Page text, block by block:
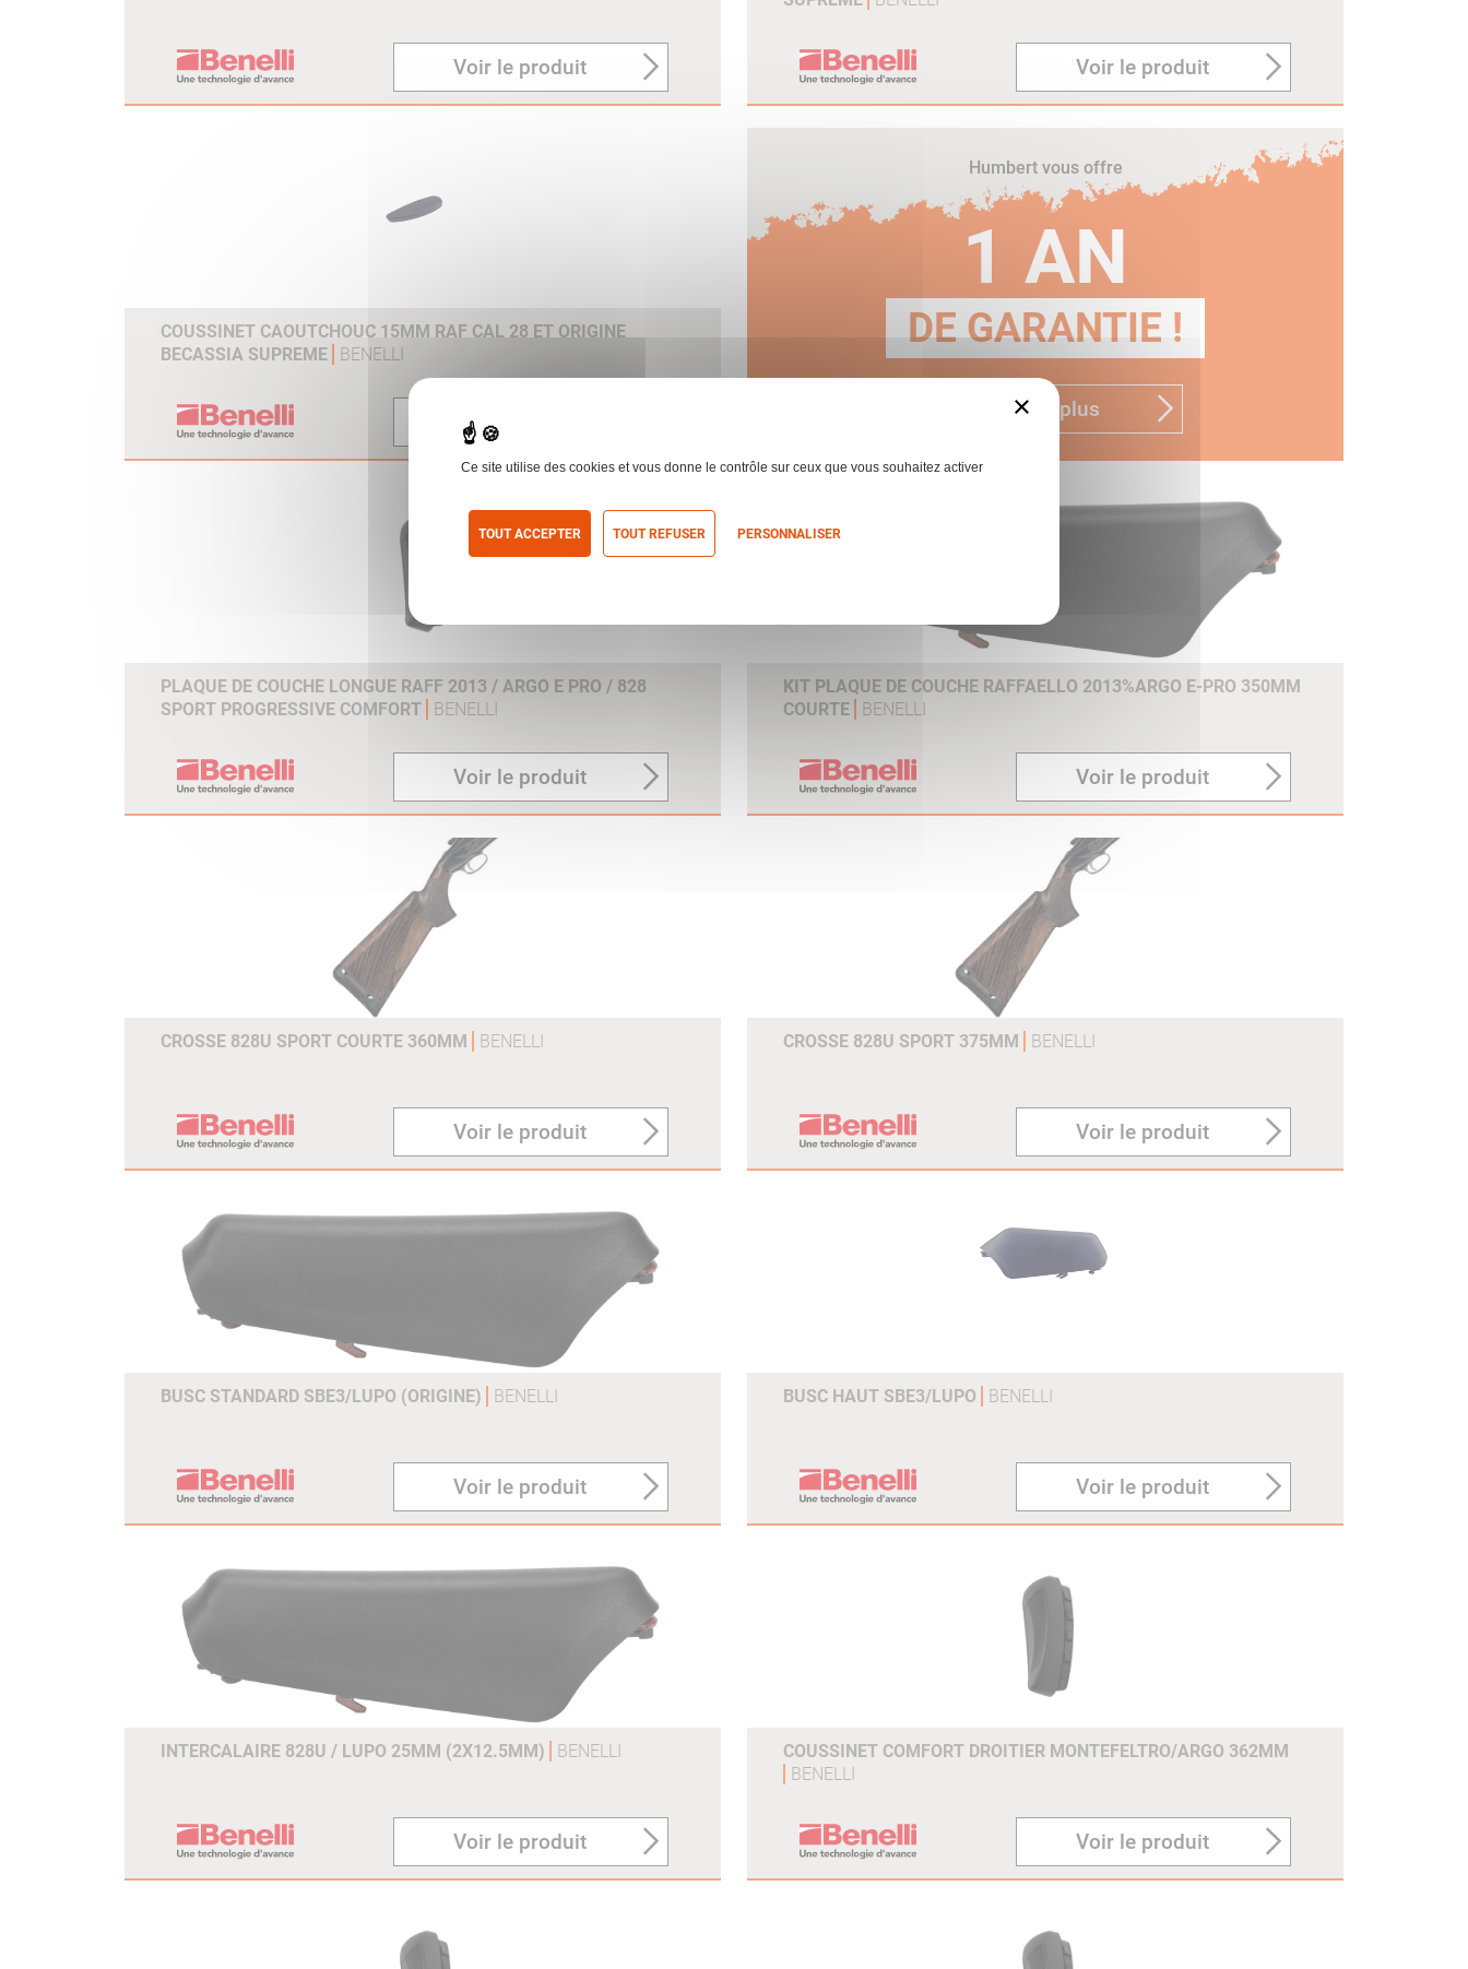
Voir le produit Voir le produit
COUSSINET CAOUTCHOUC 15MM RAF CAL 28 ET ORIGINE
BECASSIA SUPREME
BENELLI
Voir le produit
Humbert vous offre
1 AN
DE GARANTIE !
En savoir plus
PLAQUE DE COUCHE LONGUE RAFF 2013 / ARGO E PRO / 828
SPORT PROGRESSIVE COMFORT
BENELLI
Voir le produit
KIT PLAQUE DE COUCHE RAFFAELLO 2013%ARGO E-PRO 350MM
COURTE
BENELLI
Voir le produit
CROSSE 828U SPORT COURTE 360MM BENELLI
Voir le produit
CROSSE 828U SPORT 375MM BENELLI
Voir le produit
BUSC STANDARD SBE3/LUPO (ORIGINE) BENELLI
Voir le produit
BUSC HAUT SBE3/LUPO BENELLI
Voir le produit
INTERCALAIRE 828U / LUPO 25MM (2X12.5MM) BENELLI
Voir le produit
COUSSINET COMFORT DROITIER MONTEFELTRO/ARGO 362MM
BENELLI
Voir le produit
×
Ce site utilise des cookies et vous donne le contrôle sur ceux que vous souhaitez activer
TOUT ACCEPTER TOUT REFUSER PERSONNALISER